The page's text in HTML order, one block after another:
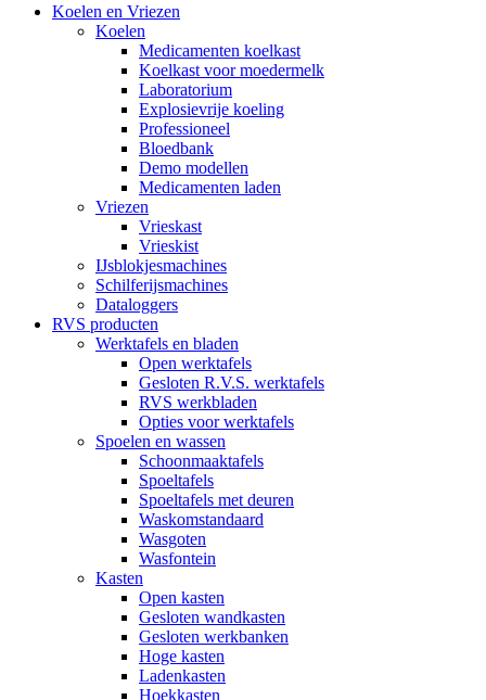
Koelen en Vriezen
Koelen
Medicamenten koelkast
Koelkast voor moedermelk
Laboratorium
Explosievrije koeling
Professioneel
Bloedbank
Demo modellen
Medicamenten laden
Vriezen
Vrieskast
Vrieskist
IJsblokjesmachines
Schilferijsmachines
Dataloggers
RVS producten
Werktafels en bladen
Open werktafels
Gesloten R.V.S. werktafels
RVS werkbladen
Opties voor werktafels
Spoelen en wassen
Schoonmaaktafels
Spoeltafels
Spoeltafels met deuren
Waskomstandaard
Wasgoten
Wasfontein
Kasten
Open kasten
Gesloten wandkasten
Gesloten werkbanken
Hoge kasten
Ladenkasten
Hoekkasten